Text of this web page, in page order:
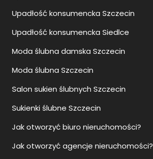
Upadłość konsumencka Szczecin
Upadłość konsumencka Siedlce
Moda ślubna damska Szczecin
Moda ślubna Szczecin
Salon sukien ślubnych Szczecin
Sukienki ślubne Szczecin
Jak otworzyć biuro nieruchomości?
Jak otworzyć agencje nieruchomości?